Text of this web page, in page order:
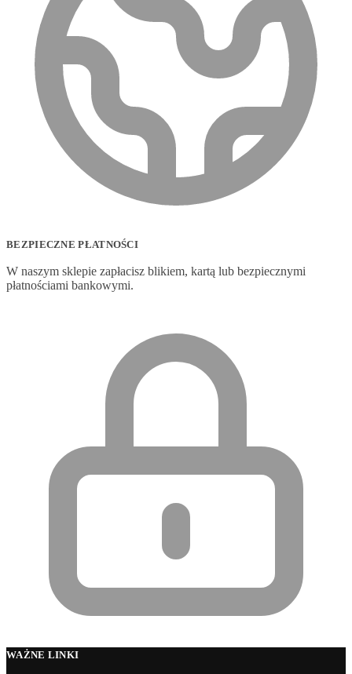
BEZPIECZNE PŁATNOŚCI
W naszym sklepie zapłacisz blikiem, kartą lub bezpiecznymi
płatnościami bankowymi.
WAŻNE LINKI